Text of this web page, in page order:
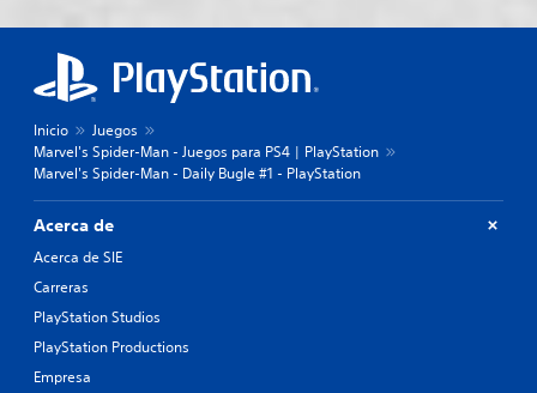
Inicio
Juegos
Marvel's Spider-Man - Juegos para PS4 | PlayStation
Marvel's Spider-Man - Daily Bugle #1 - PlayStation
Acerca de
Acerca de SIE
Carreras
PlayStation Studios
PlayStation Productions
Empresa